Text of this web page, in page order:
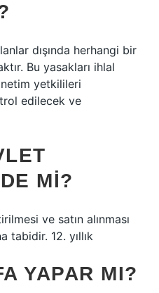
dışında herhangi bir
Bu yasakları ihlal
yetkilileri
edilecek ve
MI?
ve satın alınması
tabidir. 12. yıllık
YAPAR MI?